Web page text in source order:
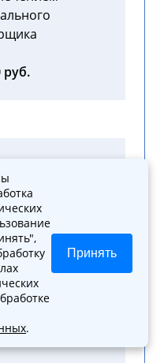
руб.
третьей
руб.
дела
.
Принять